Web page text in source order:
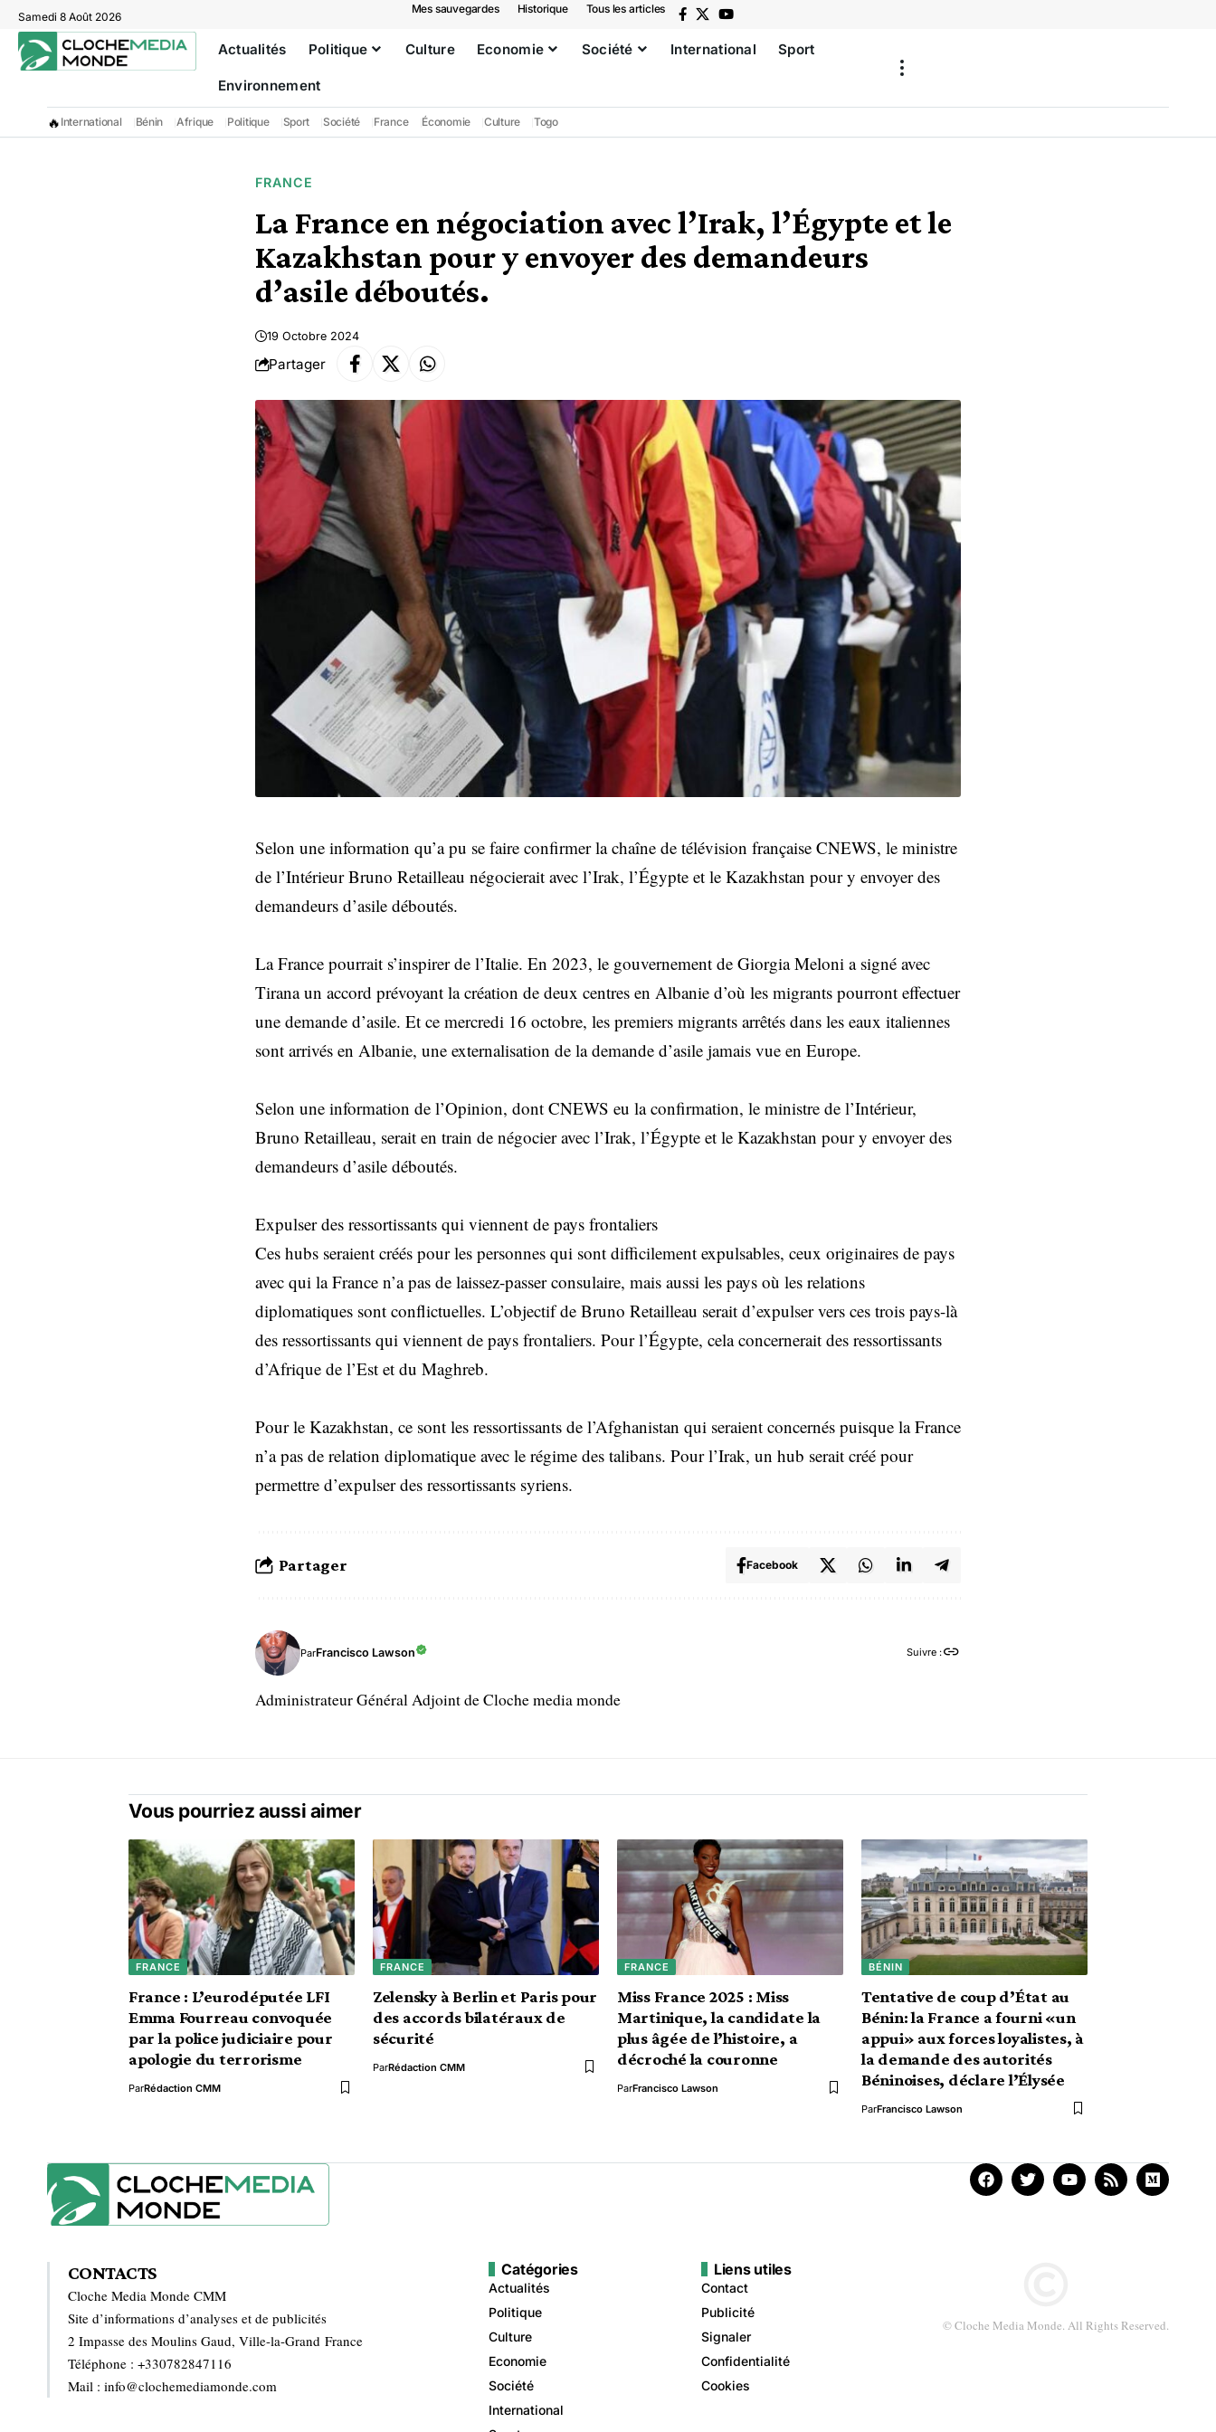
Samedi 8 Août 2026
Mes sauvegardes Historique Tous les articles
Actualités Politique Culture Economie Société International Sport
Environnement
🔥 International Bénin Afrique Politique Sport Société France Économie Culture Togo
FRANCE
La France en négociation avec l’Irak, l’Égypte et le
Kazakhstan pour y envoyer des demandeurs
d’asile déboutés.
19 Octobre 2024
Partager
Selon une information qu’a pu se faire confirmer la chaîne de télévision française CNEWS, le ministre
de l’Intérieur Bruno Retailleau négocierait avec l’Irak, l’Égypte et le Kazakhstan pour y envoyer des
demandeurs d’asile déboutés.
La France pourrait s’inspirer de l’Italie. En 2023, le gouvernement de Giorgia Meloni a signé avec
Tirana un accord prévoyant la création de deux centres en Albanie d’où les migrants pourront effectuer
une demande d’asile. Et ce mercredi 16 octobre, les premiers migrants arrêtés dans les eaux italiennes
sont arrivés en Albanie, une externalisation de la demande d’asile jamais vue en Europe.
Selon une information de l’Opinion, dont CNEWS eu la confirmation, le ministre de l’Intérieur,
Bruno Retailleau, serait en train de négocier avec l’Irak, l’Égypte et le Kazakhstan pour y envoyer des
demandeurs d’asile déboutés.
Expulser des ressortissants qui viennent de pays frontaliers
Ces hubs seraient créés pour les personnes qui sont difficilement expulsables, ceux originaires de pays
avec qui la France n’a pas de laissez-passer consulaire, mais aussi les pays où les relations
diplomatiques sont conflictuelles. L’objectif de Bruno Retailleau serait d’expulser vers ces trois pays-là
des ressortissants qui viennent de pays frontaliers. Pour l’Égypte, cela concernerait des ressortissants
d’Afrique de l’Est et du Maghreb.
Pour le Kazakhstan, ce sont les ressortissants de l’Afghanistan qui seraient concernés puisque la France
n’a pas de relation diplomatique avec le régime des talibans. Pour l’Irak, un hub serait créé pour
permettre d’expulser des ressortissants syriens.
Partager Facebook
ParFrancisco Lawson Suivre :
Administrateur Général Adjoint de Cloche media monde
Vous pourriez aussi aimer
FRANCE
France : L’eurodéputée LFI
Emma Fourreau convoquée
par la police judiciaire pour
apologie du terrorisme
ParRédaction CMM
FRANCE
Zelensky à Berlin et Paris pour
des accords bilatéraux de
sécurité
ParRédaction CMM
FRANCE
Miss France 2025 : Miss
Martinique, la candidate la
plus âgée de l’histoire, a
décroché la couronne
ParFrancisco Lawson
BÉNIN
Tentative de coup d’État au
Bénin: la France a fourni «un
appui» aux forces loyalistes, à
la demande des autorités
Béninoises, déclare l’Élysée
ParFrancisco Lawson
CONTACTS
Cloche Media Monde CMM
Site d’informations d’analyses et de publicités
2 Impasse des Moulins Gaud, Ville-la-Grand France
Téléphone : +330782847116
Mail : info@clochemediamonde.com
Catégories
Actualités
Politique
Culture
Economie
Société
International
Liens utiles
Contact
Publicité
Signaler
Confidentialité
Cookies
© Cloche Media Monde. All Rights Reserved.